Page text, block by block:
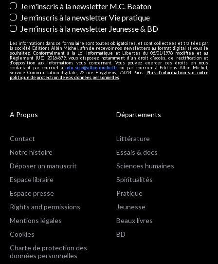
Je m'inscris à la newsletter M.C. Beaton
Je m’inscris à la newsletter Vie pratique
Je m’inscris à la newsletter Jeunesse & BD
Les informations dans ce formulaire sont toutes obligatoires, et sont collectées et traitées par
la société Editions Albin Michel, afin de recevoir nos newsletters au format digital si vous le
souhaitez. Conformément à la Loi Informatique et Libertés du 06/01/1978 modifiée et au
Règlement (UE) 2016/679, vous disposez notamment d'un droit d'accès, de rectification et
d’opposition aux informations vous concernant. Vous pouvez exercer ces droits en nous
contactant par courriel à info-site@albin-michel.fr ou par courrier à Editions Albin Michel,
Service Communication digitale, 22 rue Huyghens, 75014 Paris. Plus d’information sur notre
politique de protection de vos données personnelles
A Propos
Contact
Notre histoire
Déposer un manuscrit
Espace libraire
Espace presse
Rights and permissions
Mentions légales
Cookies
Charte de protection des
données personnelles
Départements
Littérature
Essais & docs
Sciences humaines
Spiritualités
Pratique
Jeunesse
Beaux livres
BD